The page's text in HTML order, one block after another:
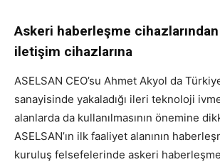
Askeri haberleşme
iletişim cihazlarına
ASELSAN CEO’su Ahmet Akyol da
sanayisinde yakaladığı ileri teknoloji
alanlarda da kullanılmasının önemine
ASELSAN’ın ilk faaliyet alanının
kuruluş felsefelerinde askeri haberleşme